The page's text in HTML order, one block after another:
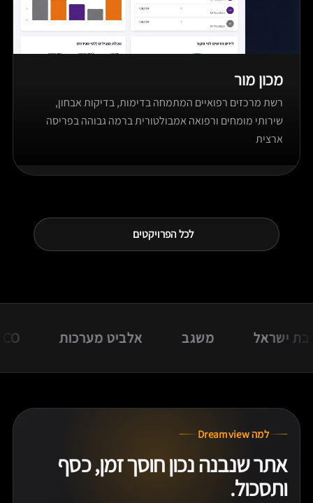
מכון מור
רשת מרכזים רפואיים המתמחה בדימות, בדיקות אבחון,
שירותי מומחים ורפואה אמבולטורית ברמה גבוהה בפריסה
ארצית
לכל הפרויקטים
משגב אלביט מערכות APM & CO
למה Dreamview
אתר שנבנה נכון חוסך זמן, כסף
ותסכול.